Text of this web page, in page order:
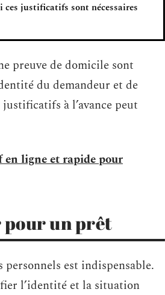
ces justificatifs sont nécessaires
preuve de domicile sont
du demandeur et de
justificatifs à l’avance peut
ligne et rapide pour
pour un prêt
est indispensable.
l’identité et la situation